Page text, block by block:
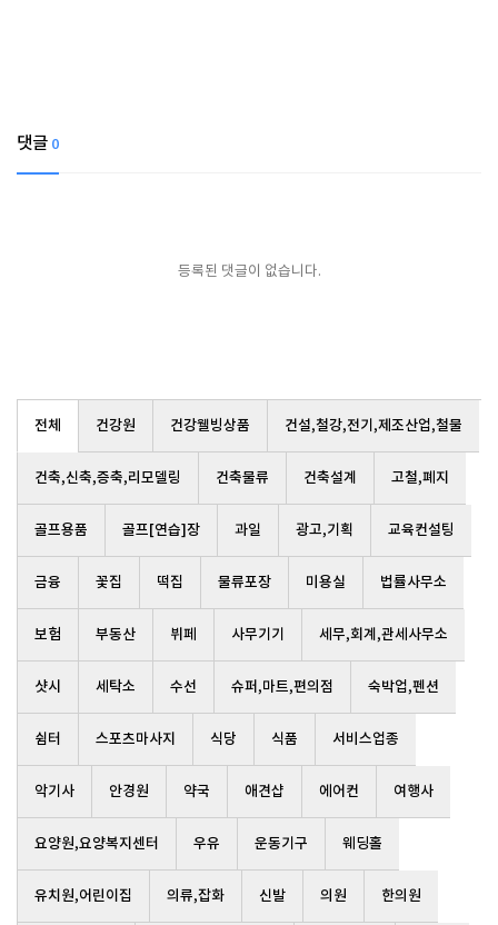
댓글 0
등록된 댓글이 없습니다.
전체 건강원 건강웰빙상품 건설,철강,전기,제조산업,철물
건축,신축,증축,리모델링 건축물류 건축설계 고철,폐지
골프용품 골프[연습]장 과일 광고,기획 교육컨설팅
금융 꽃집 떡집 물류포장 미용실 법률사무소
보험 부동산 뷔페 사무기기 세무,회계,관세사무소
샷시 세탁소 수선 슈퍼,마트,편의점 숙박업,펜션
쉼터 스포츠마사지 식당 식품 서비스업종
악기사 안경원 약국 애견샵 에어컨 여행사
요양원,요양복지센터 우유 운동기구 웨딩홀
유치원,어린이집 의류,잡화 신발 의원 한의원